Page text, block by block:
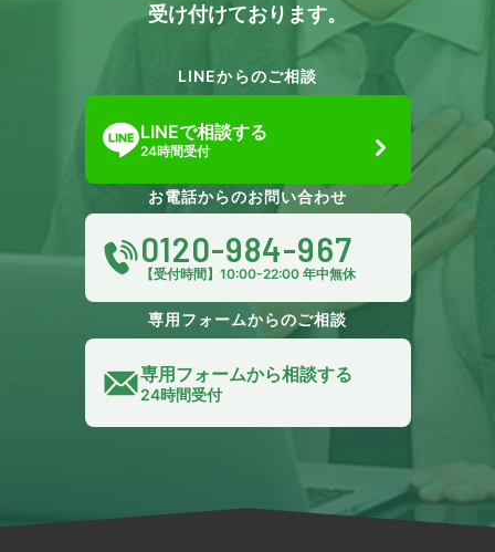
受け付けております。
LINEからのご相談
LINEで相談する
24時間受付
お電話からのお問い合わせ
0120-984-967
【受付時間】10:00-22:00 年中無休
専用フォームからのご相談
専用フォームから相談する
24時間受付